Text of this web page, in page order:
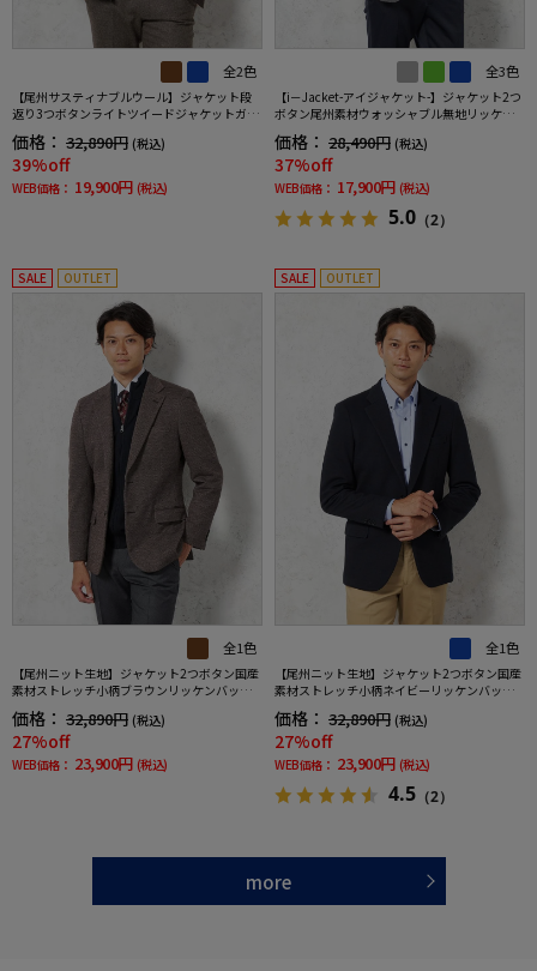
全2色
【尾州サスティナブルウール】ジャケット段
返り3つボタンライトツイードジャケットガン
クラブリッケンバッカー秋冬
価格： 32,890円 (税込)
39%off
WEB価格： 19,900円 (税込)
全3色
【i－Jacket-アイジャケット-】ジャケット2つ
ボタン尾州素材ウォッシャブル無地リッケン
バッカー秋冬
価格： 28,490円 (税込)
37%off
WEB価格： 17,900円 (税込)
5.0 （2）
SALE OUTLET
全1色
【尾州ニット生地】ジャケット2つボタン国産
素材ストレッチ小柄ブラウンリッケンバッカ
ー秋冬
価格： 32,890円 (税込)
27%off
WEB価格： 23,900円 (税込)
SALE OUTLET
全1色
【尾州ニット生地】ジャケット2つボタン国産
素材ストレッチ小柄ネイビーリッケンバッカ
ー秋冬
価格： 32,890円 (税込)
27%off
WEB価格： 23,900円 (税込)
4.5 （2）
more